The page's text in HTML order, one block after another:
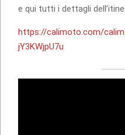
e qui tutti i dettagli
https://calimoto.com/
jY3KWjpU7u